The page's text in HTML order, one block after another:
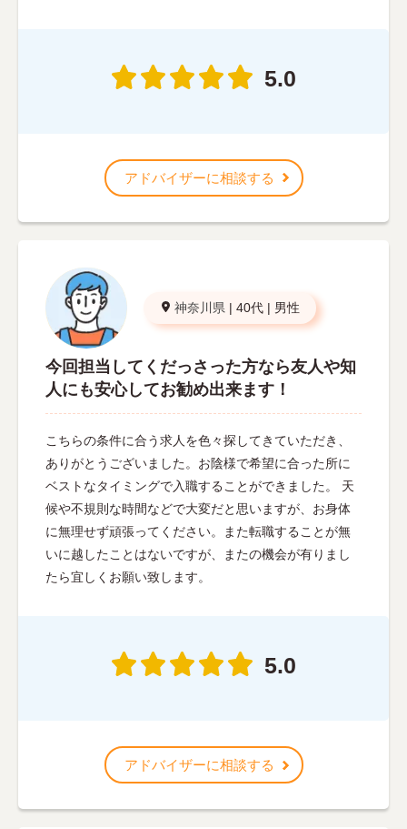
5.0
アドバイザーに相談する
神奈川県 | 40代 | 男性
今回担当してくだっさった方なら友人や知
人にも安心してお勧め出来ます！
こちらの条件に合う求人を色々探してきていただき、
ありがとうございました。お陰様で希望に合った所に
ベストなタイミングで入職することができました。 天
候や不規則な時間などで大変だと思いますが、お身体
に無理せず頑張ってください。また転職することが無
いに越したことはないですが、またの機会が有りまし
たら宜しくお願い致します。
5.0
アドバイザーに相談する